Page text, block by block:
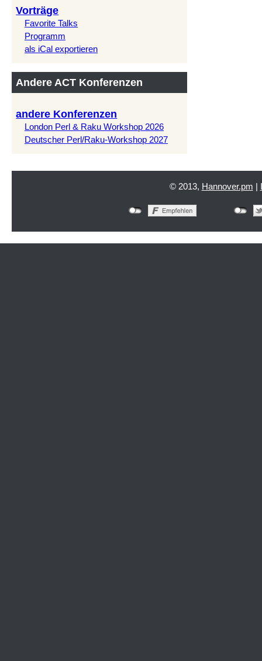
Vorträge
Favorite Talks
Programm
als iCal exportieren
Andere ACT Konferenzen
andere Konferenzen
London Perl & Raku Workshop 2026
Deutscher Perl/Raku-Workshop 2027
© 2013, Hannover.pm